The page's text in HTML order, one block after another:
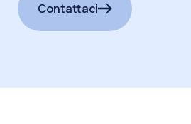
Contattaci